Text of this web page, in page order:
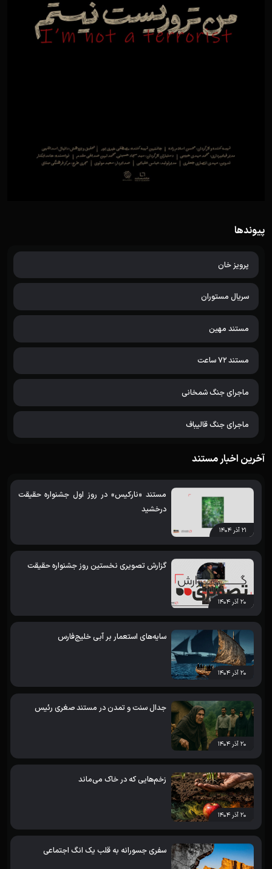
پیوندها
پرویز خان
سریال مستوران
مستند مهین
مستند 72 ساعت
ماجرای جنگ شمخانی
ماجرای جنگ قالیباف
آخرین اخبار مستند
۲۱ آذر ۱۴۰۴
مستند «نارکیس» در روز اول جشنواره حقیقت
درخشید
۲۰ آذر ۱۴۰۴
گزارش تصویری نخستین روز جشنواره حقیقت
۲۰ آذر ۱۴۰۴
سایه‌های استعمار بر آبی خلیج‌فارس
۲۰ آذر ۱۴۰۴
جدال سنت و تمدن در مستند صغری رئیس
۲۰ آذر ۱۴۰۴
زخم‌هایی که در خاک می‌ماند
سفری جسورانه به قلب یک انگ اجتماعی